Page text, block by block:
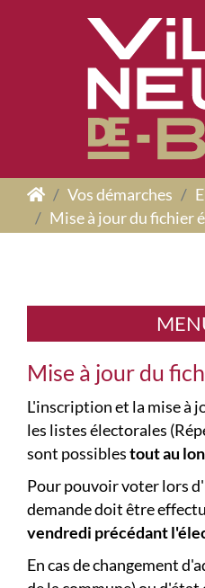
Vos démarches
Mise à jour du fichier
Mise à jour du
L'inscription et la mise à
les listes électorales
sont possiblestout au
Pour pouvoir voter lors
demande doit être
vendredi précédant
En cas de changement